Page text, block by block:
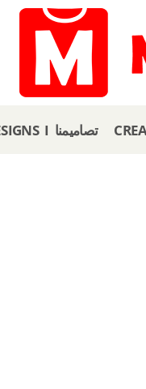
OUR DESIGNS I تصاميمنا